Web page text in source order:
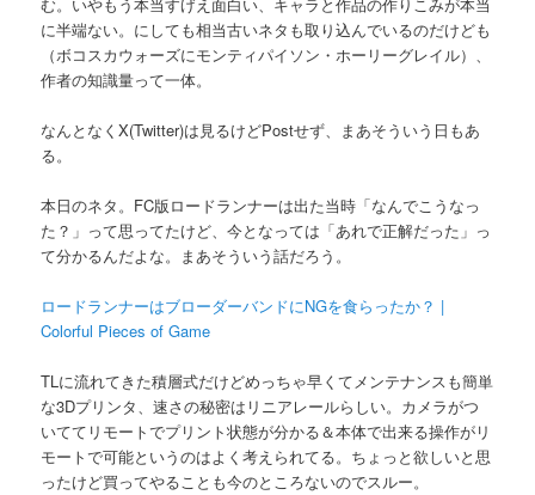
に半端ない。にしても相当古いネタも取り込んでいるのだけども
（ボコスカウォーズにモンティパイソン・ホーリーグレイル）、
作者の知識量って一体。
なんとなくX(Twitter)は見るけどPostせず、まあそういう日もあ
る。
本日のネタ。FC版ロードランナーは出た当時「なんでこうなっ
た？」って思ってたけど、今となっては「あれで正解だった」っ
て分かるんだよな。まあそういう話だろう。
ロードランナーはブローダーバンドにNGを食らったか？ |
Colorful Pieces of Game
TLに流れてきた積層式だけどめっちゃ早くてメンテナンスも簡単
な3Dプリンタ、速さの秘密はリニアレールらしい。カメラがつ
いててリモートでプリント状態が分かる＆本体で出来る操作がリ
モートで可能というのはよく考えられてる。ちょっと欲しいと思
ったけど買ってやることも今のところないのでスルー。